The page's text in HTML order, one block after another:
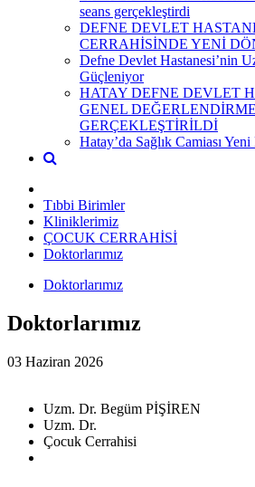
seans gerçekleştirdi
DEFNE DEVLET
CERRAHİSİNDE YENİ
Defne Devlet Hastanesi’nin
Güçleniyor
HATAY DEFNE DEVLET
GENEL
GERÇEKLEŞTİRİLDİ
Hatay’da Sağlık Camiası
Tıbbi Birimler
Kliniklerimiz
ÇOCUK CERRAHİSİ
Doktorlarımız
Doktorlarımız
Doktorlarımız
03 Haziran 2026
Uzm. Dr. Begüm PİŞİREN
Uzm. Dr.
Çocuk Cerrahisi